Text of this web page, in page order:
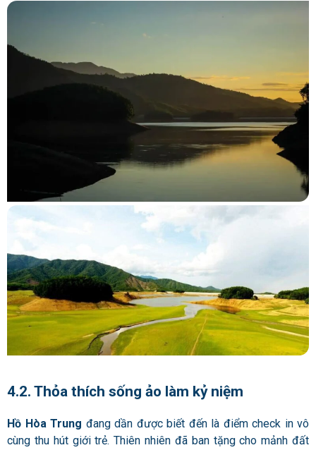
4.2. Thỏa thích sống ảo làm kỷ niệm
Hồ Hòa Trung đang dần được biết đến là điểm check in vô
cùng thu hút giới trẻ. Thiên nhiên đã ban tặng cho mảnh đất